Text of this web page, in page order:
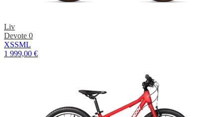
Liv
Devote 0
XSSML
1 999,00 €